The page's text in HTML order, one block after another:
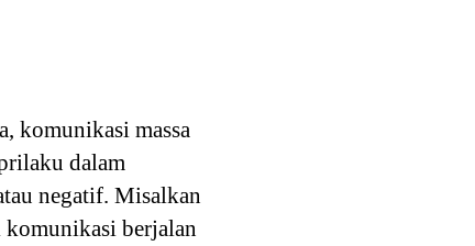
komunikasi massa
dalam
negatif. Misalkan
komunikasi berjalan